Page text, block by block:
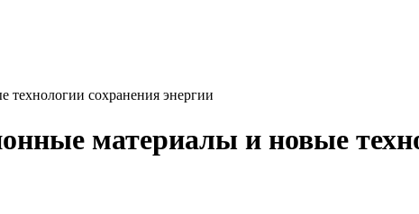
сохранения энергии
материалы и новые